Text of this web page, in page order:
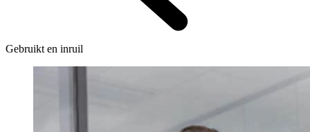
Gebruikt en inruil